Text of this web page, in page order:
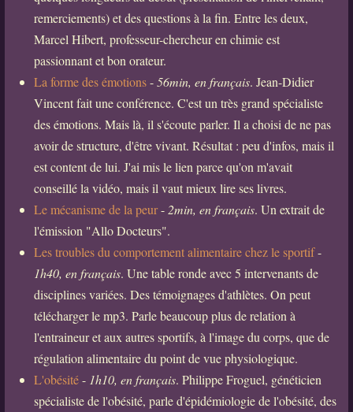
remerciements) et des questions à la fin. Entre les deux,
Marcel Hibert, professeur-chercheur en chimie est
passionnant et bon orateur.
La forme des émotions-56min, en français. Jean-Didier
Vincent fait une conférence. C'est un très grand spécialiste
des émotions. Mais là, il s'écoute parler. Il a choisi de ne pas
avoir de structure, d'être vivant. Résultat : peu d'infos, mais il
est content de lui. J'ai mis le lien parce qu'on m'avait
conseillé la vidéo, mais il vaut mieux lire ses livres.
Le mécanisme de la peur- 2min, en français. Un extrait de
l'émission "Allo Docteurs".
Les troubles du comportement alimentaire chez le sportif-
1h40, en français. Une table ronde avec 5 intervenants de
disciplines variées. Des témoignages d'athlètes. On peut
télécharger le mp3. Parle beaucoup plus de relation à
l'entraineur et aux autres sportifs, à l'image du corps, que de
régulation alimentaire du point de vue physiologique.
L'obésité- 1h10, en français. Philippe Froguel, généticien
spécialiste de l'obésité, parle d'épidémiologie de l'obésité, des